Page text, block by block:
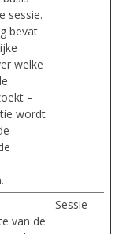
sessie.
bevat
welke
–
wordt
van de
Sessie